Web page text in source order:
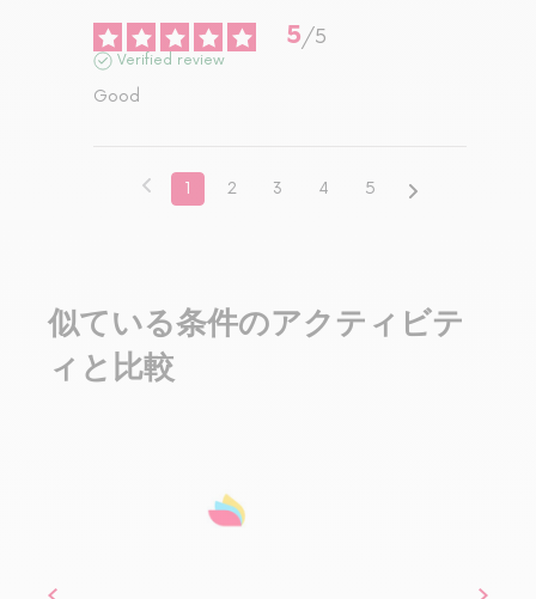
5/5
Verified review
Good
1 2 3 4 5
似ている条件のアクティビテ
ィと比較